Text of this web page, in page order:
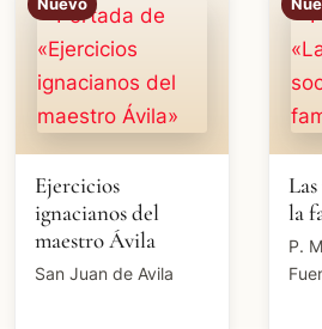
Nuevo
Ejercicios
ignacianos del
maestro Ávila
San Juan de Avila
la
P.